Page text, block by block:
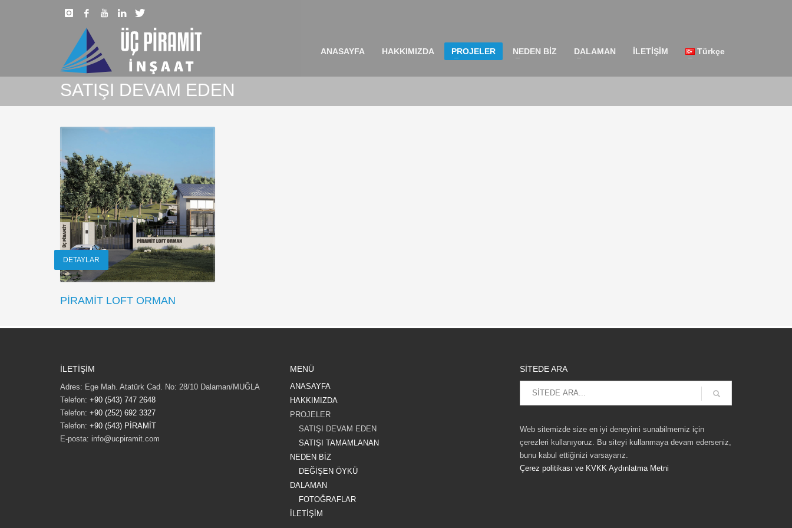
ANASAYFA HAKKIMIZDA PROJELER NEDEN BİZ DALAMAN İLETİŞİM Türkçe
SATIŞI DEVAM EDEN
DETAYLAR
PİRAMİT LOFT ORMAN
İLETİŞİM
Adres: Ege Mah. Atatürk Cad. No: 28/10 Dalaman/MUĞLA
Telefon: +90 (543) 747 2648
Telefon: +90 (252) 692 3327
Telefon: +90 (543) PİRAMİT
E-posta: info@ucpiramit.com
MENÜ
ANASAYFA
HAKKIMIZDA
PROJELER
SATIŞI DEVAM EDEN
SATIŞI TAMAMLANAN
NEDEN BİZ
DEĞİŞEN ÖYKÜ
DALAMAN
FOTOĞRAFLAR
İLETİŞİM
SİTEDE ARA
Web sitemizde size en iyi deneyimi sunabilmemiz için
çerezleri kullanıyoruz. Bu siteyi kullanmaya devam ederseniz,
bunu kabul ettiğinizi varsayarız.
Çerez politikası ve KVKK Aydınlatma Metni